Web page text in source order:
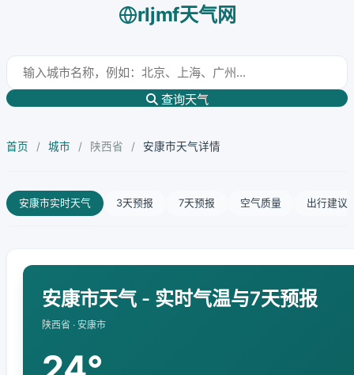
rljmf天气网
查询天气
首页 / 城市 / 陕西省 / 安康市天气详情
安康市实时天气 3天预报 7天预报 空气质量 出行建议
安康市天气 - 实时气温与7天预报
陕西省 · 安康市